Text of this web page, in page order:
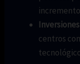
centros